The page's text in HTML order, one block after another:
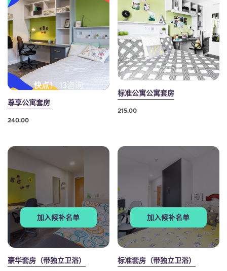
快点！ 13咨询
尊享公寓套房
240.00
标准公寓公寓套房
215.00
加入候补名单
豪华套房（带独立卫浴）
加入候补名单
标准套房（带独立卫浴）